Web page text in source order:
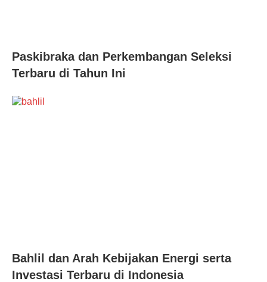
Paskibraka dan Perkembangan Seleksi
Terbaru di Tahun Ini
Bahlil dan Arah Kebijakan Energi serta
Investasi Terbaru di Indonesia